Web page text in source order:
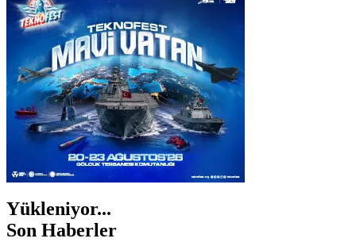
İZMİR
ŞANLIURFA
ŞIRNAK
Yükleniyor...
Son Haberler